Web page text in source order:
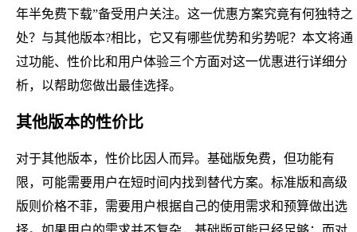
年半免费下载”备受用户关注。这一优惠方案究竟有何独特之
处？与其他版本?相比，它又有哪些优势和劣势呢？本文将通
过功能、性价比和用户体验三个方面对这一优惠进行详细分
析，以帮助您做出最佳选择。
其他版本的性价比
对于其他版本，性价比因人而异。基础版免费，但功能有
限，可能需要用户在短时间内找到替代方案。标准版和高级
版则价格不菲，需要用户根据自己的使用需求和预算做出选